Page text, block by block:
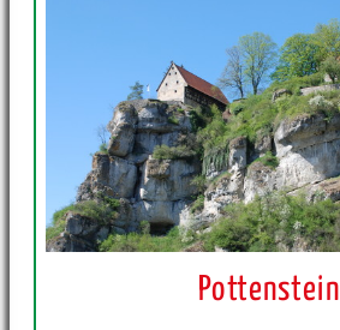
Pottenstein